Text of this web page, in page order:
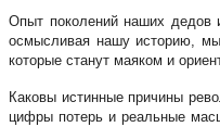
Опыт поколений наших дедов
осмысливая нашу историю,
которые станут маяком и
Каковы истинные причины
цифры потерь и реальные